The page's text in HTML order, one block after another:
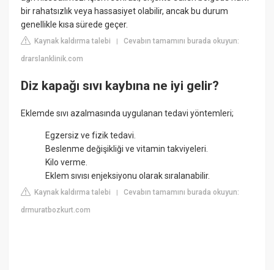
bir rahatsızlık veya hassasiyet olabilir, ancak bu durum
genellikle kısa sürede geçer.
Kaynak kaldırma talebi |Cevabın tamamını burada okuyun:
drarslanklinik.com
Diz kapağı sıvı kaybına ne iyi gelir?
Eklemde sıvı azalmasında uygulanan tedavi yöntemleri;
Egzersiz ve fizik tedavi.
Beslenme değişikliği ve vitamin takviyeleri.
Kilo verme.
Eklem sıvısı enjeksiyonu olarak sıralanabilir.
Kaynak kaldırma talebi |Cevabın tamamını burada okuyun:
drmuratbozkurt.com